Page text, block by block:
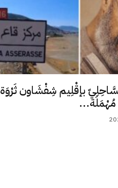
بإقْلِيم شِفْشَاون ثَرْوَة
مُهْمَلَة...